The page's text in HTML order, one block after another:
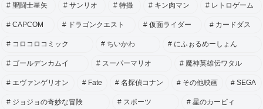
聖闘士星矢 サンリオ 特撮 キン肉マン レトロゲーム
CAPCOM ドラゴンクエスト 仮面ライダー カードダス
コロコロコミック ちいかわ にふぉるめーしょん
ゴールデンカムイ スーパーマリオ 魔神英雄伝ワタル
エヴァンゲリオン Fate 名探偵コナン その他映画 SEGA
ジョジョの奇妙な冒険 スポーツ 星のカービィ